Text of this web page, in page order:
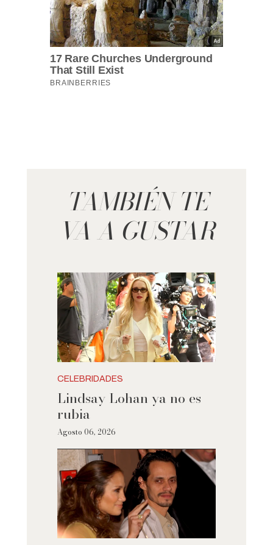
TAMBIÉN TE
VA A GUSTAR
CELEBRIDADES
Lindsay Lohan ya no es
rubia
Agosto 06, 2026